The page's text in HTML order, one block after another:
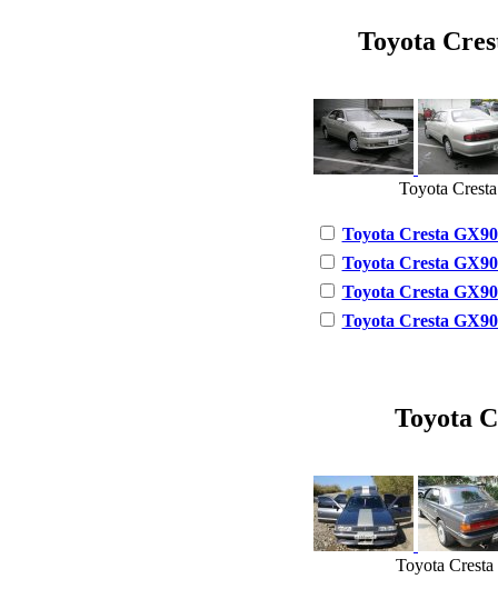
Toyota
Toyota
Toyota Cresta
Toyota Cresta
Toyota Cresta
Toyota Cresta
Toyota
Toyota